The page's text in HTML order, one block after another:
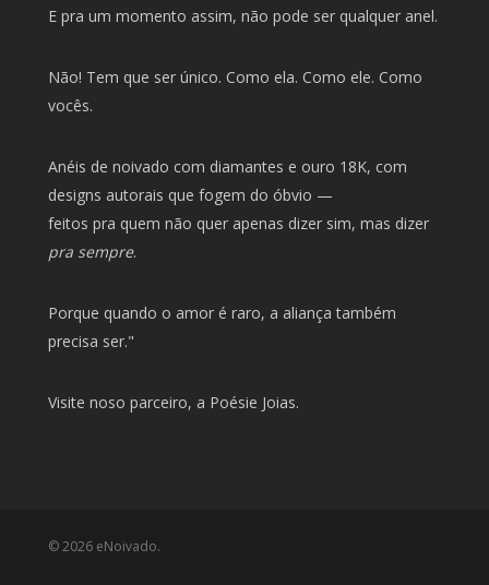
E pra um momento assim, não pode ser qualquer anel.
Não! Tem que ser único. Como ela. Como ele. Como
vocês.
Anéis de noivado com diamantes e ouro 18K, com
designs autorais que fogem do óbvio —
feitos pra quem não quer apenas dizer sim, mas dizer
pra sempre.
Porque quando o amor é raro, a aliança também
precisa ser."
Visite noso parceiro, a Poésie Joias.
© 2026 eNoivado.